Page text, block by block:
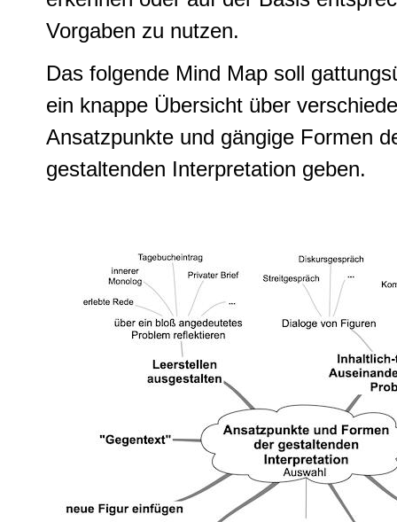
Vorgaben zu nutzen.
Das folgende Mind Map soll
ein knappe Übersicht über
Ansatzpunkte und gängige Formen
gestaltenden Interpretation geben.